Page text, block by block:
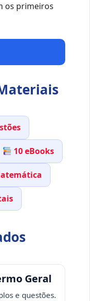
os primeiros
10 eBooks
Geral
e questões.